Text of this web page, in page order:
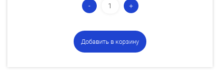
Добавить в корзину